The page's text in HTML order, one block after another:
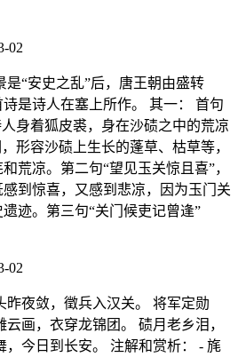
02
是“安史之乱”后，唐王朝由盛转
是诗人在塞上所作。 其一： 首句
身着狐皮裘，身在沙碛之中的荒凉
形容沙碛上生长的蓬草、枯草等，
荒凉。第二句“望见玉关惊且喜”，
到惊喜，又感到悲凉，因为玉门关
迹。第三句“关门候吏记曾逢”
02
昨夜敛，徵兵入汉关。 将军定勋
画，衣穿龙锦团。 碛月老乡泪，
，今日到长安。 注解和赏析： - 旄